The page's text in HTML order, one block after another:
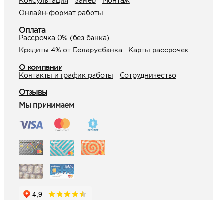
Онлайн-формат работы
Оплата
Рассрочка 0% (без банка)
Кредиты 4% от Беларусбанка
Карты рассрочек
О компании
Контакты и график работы Сотрудничество
Отзывы
Мы принимаем